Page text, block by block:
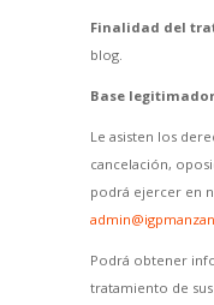
Finalidad del
blog.
Base
Le asisten los
cancelación,
podrá ejercer en
Podrá obtener
tratamiento de